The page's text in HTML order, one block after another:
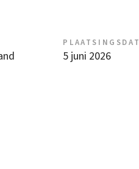
5 juni 2026